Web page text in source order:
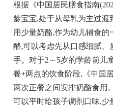
根据《中国居民膳食指南
龄宝宝,处于从母乳为主过渡
用少量奶酪,作为幼儿辅食
酪,可以考虑先从口感细腻、
手。对于2～5岁的学龄前儿
餐+两点的饮食阶段,《中国
两次正餐之间安排奶酪食用
可以平时给孩子调剂口味,少